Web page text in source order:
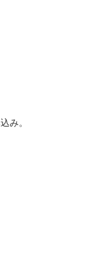
み。